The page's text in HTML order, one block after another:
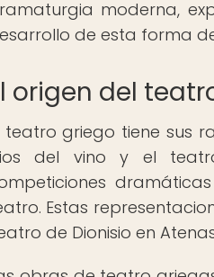
moderna,
de esta forma
origen del
teatro griego tiene sus
del vino y el
Estas
de Dionisio en